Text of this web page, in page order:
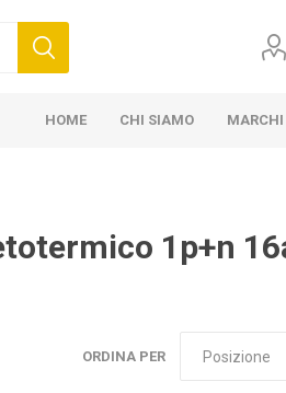
HOME CHI SIAMO MARCHI
1p+n
ORDINA PER